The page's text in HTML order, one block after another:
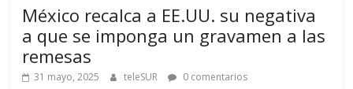
México recalca a EE.UU. su negativa
a que se imponga un gravamen a las
remesas
31 mayo, 2025 teleSUR 0 comentarios